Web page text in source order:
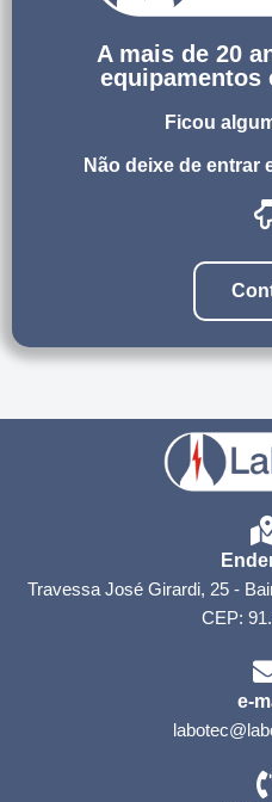
A mais de 20
equipamentos
Ficou
Não deixe de entrar
Travessa José Girardi, 25 -
CEP:
e-